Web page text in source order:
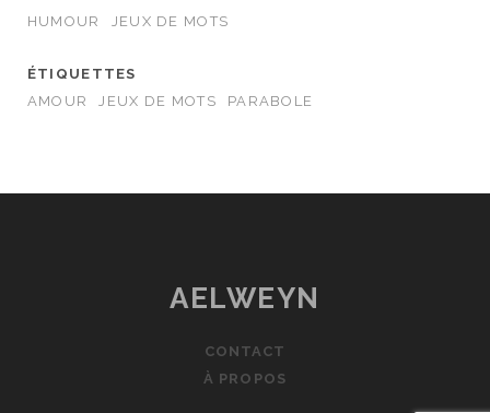
HUMOUR
JEUX DE MOTS
ÉTIQUETTES
AMOUR
JEUX DE MOTS PARABOLE
AELWEYN
CONTACT
À PROPOS